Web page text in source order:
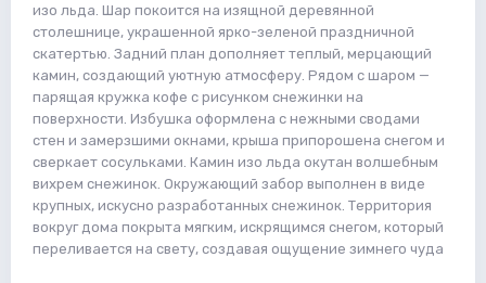
изо льда. Шар покоится на изящной деревянной
столешнице, украшенной ярко-зеленой праздничной
скатертью. Задний план дополняет теплый, мерцающий
камин, создающий уютную атмосферу. Рядом с шаром —
парящая кружка кофе с рисунком снежинки на
поверхности. Избушка оформлена с нежными сводами
стен и замерзшими окнами, крыша припорошена снегом и
сверкает сосульками. Камин изо льда окутан волшебным
вихрем снежинок. Окружающий забор выполнен в виде
крупных, искусно разработанных снежинок. Территория
вокруг дома покрыта мягким, искрящимся снегом, который
переливается на свету, создавая ощущение зимнего чуда